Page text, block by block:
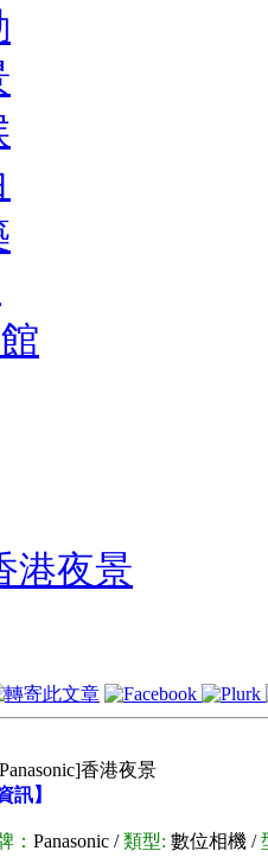
港夜景
香港夜景
訊】
： Panasonic /類型: 數位相機 /